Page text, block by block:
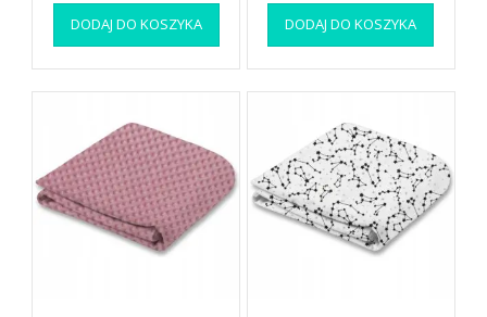
DODAJ DO KOSZYKA DODAJ DO KOSZYKA